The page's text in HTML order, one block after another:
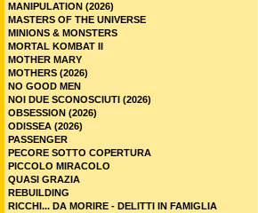
MANIPULATION (2026)
MASTERS OF THE UNIVERSE
MINIONS & MONSTERS
MORTAL KOMBAT II
MOTHER MARY
MOTHERS (2026)
NO GOOD MEN
NOI DUE SCONOSCIUTI (2026)
OBSESSION (2026)
ODISSEA (2026)
PASSENGER
PECORE SOTTO COPERTURA
PICCOLO MIRACOLO
QUASI GRAZIA
REBUILDING
RICCHI... DA MORIRE - DELITTI IN FAMIGLIA